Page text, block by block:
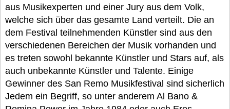
aus Musikexperten und einer Jury aus dem Volk,
welche sich über das gesamte Land verteilt. Die an
dem Festival teilnehmenden Künstler sind aus den
verschiedenen Bereichen der Musik vorhanden und
es treten sowohl bekannte Künstler und Stars auf, als
auch unbekannte Künstler und Talente. Einige
Gewinner des San Remo Musikfestival sind sicherlich
Jedem ein Begriff, so unter anderem Al Bano &